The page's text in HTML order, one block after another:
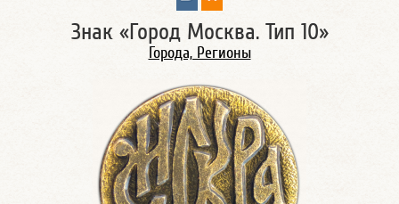
Знак «Город Москва. Тип 10»
Города, Регионы